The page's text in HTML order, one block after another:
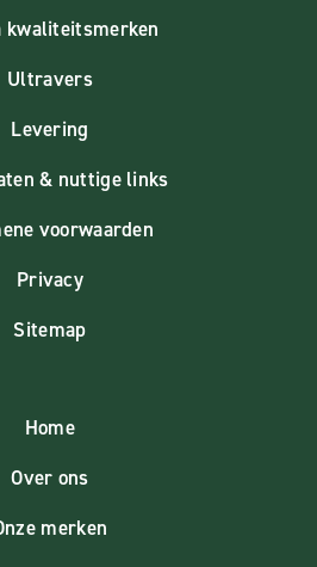
kwaliteitsmerken
Ultravers
Levering
& nuttige links
voorwaarden
Privacy
Sitemap
Home
Over ons
merken